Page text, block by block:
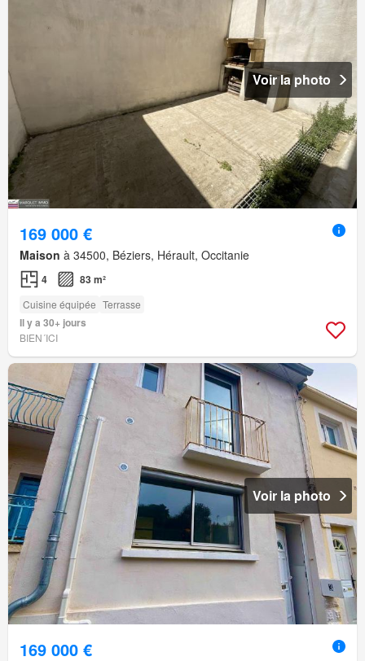
Voir la photo
169 000 €
Maison à 34500, Béziers, Hérault, Occitanie
4 83 m²
Cuisine équipée Terrasse
Il y a 30+ jours
BIEN´ICI
Voir la photo
169 000 €